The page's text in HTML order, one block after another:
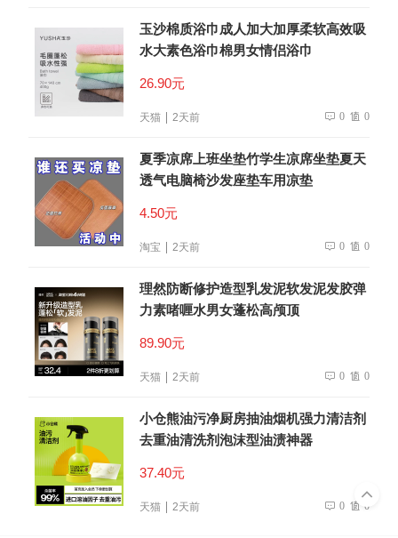
玉沙棉质浴巾成人加大加厚柔软高效吸
水大素色浴巾棉男女情侣浴巾
26.90元
天猫 2天前 0 0
夏季凉席上班坐垫竹学生凉席坐垫夏天
透气电脑椅沙发座垫车用凉垫
4.50元
淘宝 2天前 0 0
理然防断修护造型乳发泥软发泥发胶弹
力素啫喱水男女蓬松高颅顶
89.90元
天猫 2天前 0 0
小仓熊油污净厨房抽油烟机强力清洁剂
去重油清洗剂泡沫型油渍神器
37.40元
天猫 2天前 0 0